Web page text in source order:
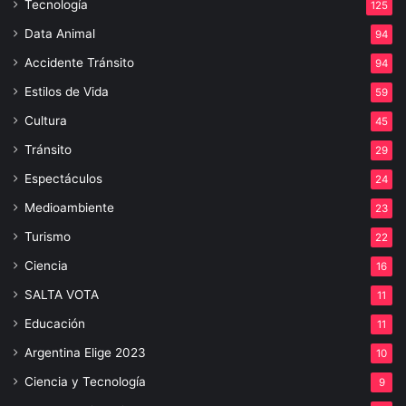
Tecnología 125
Data Animal 94
Accidente Tránsito 94
Estilos de Vida 59
Cultura 45
Tránsito 29
Espectáculos 24
Medioambiente 23
Turismo 22
Ciencia 16
SALTA VOTA 11
Educación 11
Argentina Elige 2023 10
Ciencia y Tecnología 9